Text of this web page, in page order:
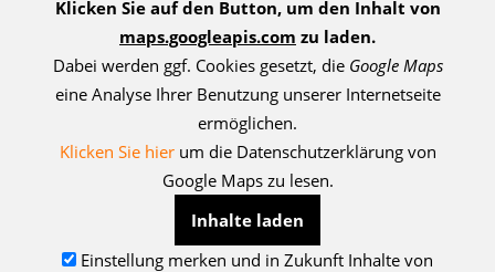
Klicken Sie auf den Button, um den Inhalt von
maps.googleapis.com zu laden.
Dabei werden ggf. Cookies gesetzt, die Google Maps
eine Analyse Ihrer Benutzung unserer Internetseite
ermöglichen.
Klicken Sie hierum die Datenschutzerklärung von
Google Maps zu lesen.
Inhalte laden
Einstellung merken und in Zukunft Inhalte von